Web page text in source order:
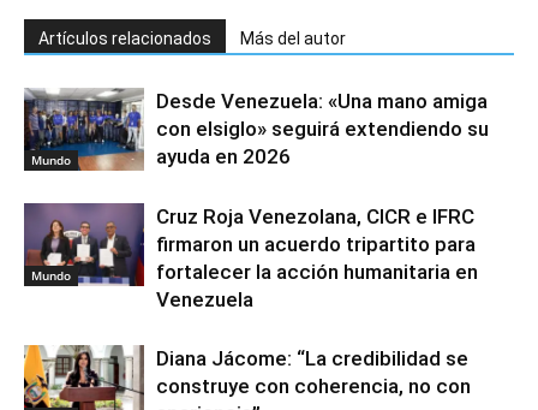
Artículos relacionados Más del autor
Mundo
Desde Venezuela: «Una mano amiga
con elsiglo» seguirá extendiendo su
ayuda en 2026
Mundo
Cruz Roja Venezolana, CICR e IFRC
firmaron un acuerdo tripartito para
fortalecer la acción humanitaria en
Venezuela
Diana Jácome: “La credibilidad se
construye con coherencia, no con